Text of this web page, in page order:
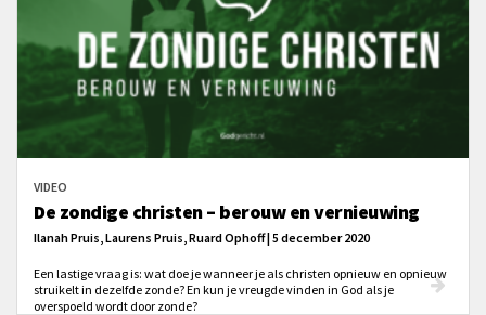
VIDEO
De zondige christen – berouw en vernieuwing
Ilanah Pruis, Laurens Pruis, Ruard Ophoff | 5 december 2020
Een lastige vraag is: wat doe je wanneer je als christen opnieuw en opnieuw
struikelt in dezelfde zonde? En kun je vreugde vinden in God als je
overspoeld wordt door zonde?